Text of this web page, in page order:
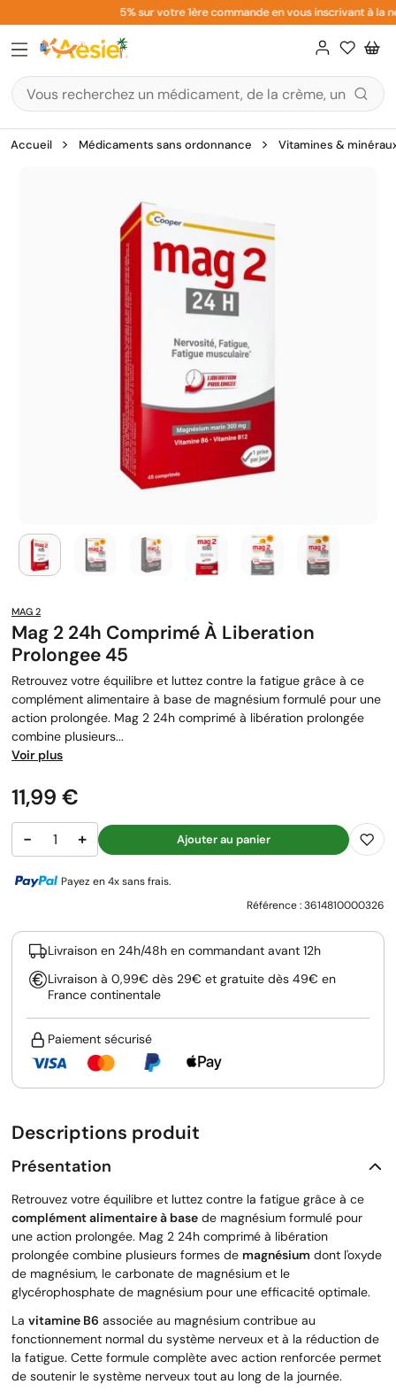
au
contenu
5% sur votre 1ère commande en vous inscrivant à la
Accueil Médicaments sans ordonnance Vitamines &
MAG 2
Mag 2 24h Comprimé À Liberation
Prolongee 45
Retrouvez votre équilibre et luttez contre la fatigue grâce à ce
complément alimentaire à base de magnésium formulé pour une
action prolongée. Mag 2 24h comprimé à libération prolongée
combine plusieurs...
Voir plus
Prix
11,99 €
− + Ajouter au panier
Payez en 4x sans frais.
Référence :3614810000326
Livraison en 24h/48h en commandant avant 12h
Livraison à 0,99€ dès 29€ et gratuite dès 49€ en
France continentale
Paiement sécurisé
Descriptions produit
Présentation
Retrouvez votre équilibre et luttez contre la fatigue grâce à ce
complément alimentaire à base de magnésium formulé pour
une action prolongée. Mag 2 24h comprimé à libération
prolongée combine plusieurs formes de magnésium dont l'oxyde
de magnésium, le carbonate de magnésium et le
glycérophosphate de magnésium pour une efficacité optimale.
La vitamine B6 associée au magnésium contribue au
fonctionnement normal du système nerveux et à la réduction de
la fatigue. Cette formule complète avec action renforcée permet
de soutenir le système nerveux tout au long de la journée.